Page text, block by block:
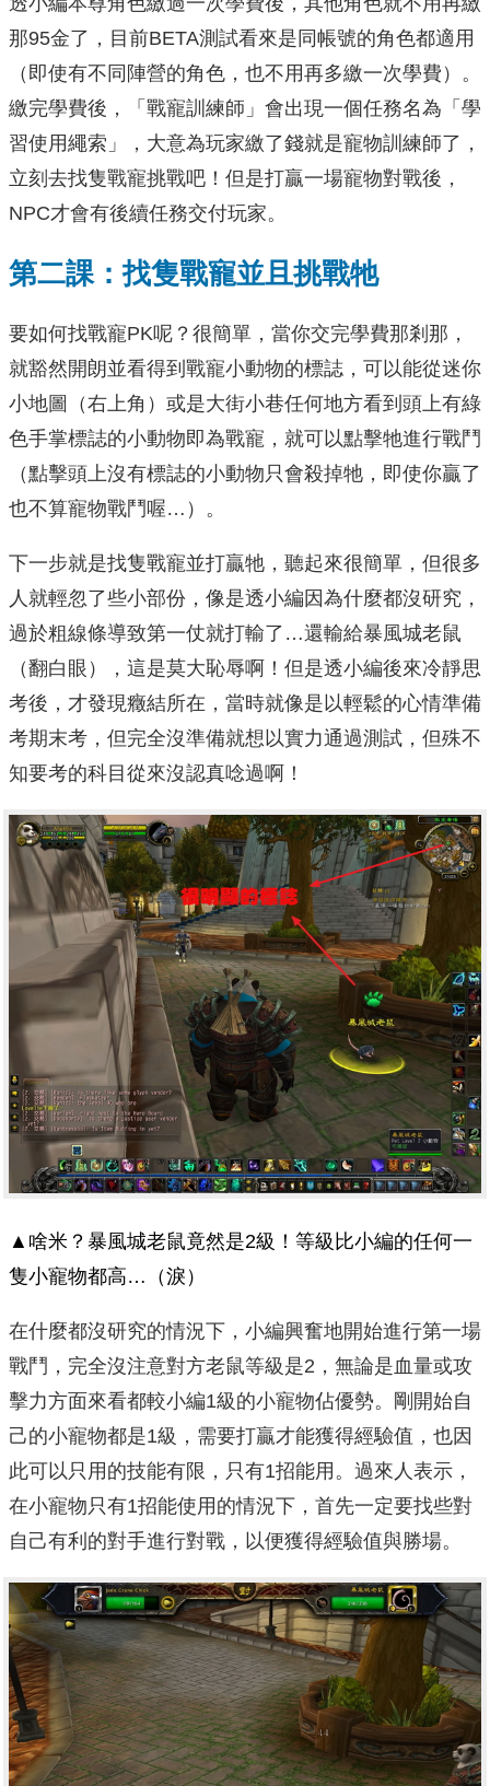
那95金了，目前BETA測試看來是同帳號的角色都適用
（即使有不同陣營的角色，也不用再多繳一次學費）。
繳完學費後，「戰寵訓練師」會出現一個任務名為「學
習使用繩索」，大意為玩家繳了錢就是寵物訓練師了，
立刻去找隻戰寵挑戰吧！但是打贏一場寵物對戰後，
NPC才會有後續任務交付玩家。
第二課：找隻戰寵並且挑戰牠
要如何找戰寵PK呢？很簡單，當你交完學費那剎那，
就豁然開朗並看得到戰寵小動物的標誌，可以能從迷你
小地圖（右上角）或是大街小巷任何地方看到頭上有綠
色手掌標誌的小動物即為戰寵，就可以點擊牠進行戰鬥
（點擊頭上沒有標誌的小動物只會殺掉牠，即使你贏了
也不算寵物戰鬥喔…）。
下一步就是找隻戰寵並打贏牠，聽起來很簡單，但很多
人就輕忽了些小部份，像是透小編因為什麼都沒研究，
過於粗線條導致第一仗就打輸了…還輸給暴風城老鼠
（翻白眼），這是莫大恥辱啊！但是透小編後來冷靜思
考後，才發現癥結所在，當時就像是以輕鬆的心情準備
考期末考，但完全沒準備就想以實力通過測試，但殊不
知要考的科目從來沒認真唸過啊！
▲啥米？暴風城老鼠竟然是2級！等級比小編的任何一
隻小寵物都高…（淚）
在什麼都沒研究的情況下，小編興奮地開始進行第一場
戰鬥，完全沒注意對方老鼠等級是2，無論是血量或攻
擊力方面來看都較小編1級的小寵物佔優勢。剛開始自
己的小寵物都是1級，需要打贏才能獲得經驗值，也因
此可以只用的技能有限，只有1招能用。過來人表示，
在小寵物只有1招能使用的情況下，首先一定要找些對
自己有利的對手進行對戰，以便獲得經驗值與勝場。